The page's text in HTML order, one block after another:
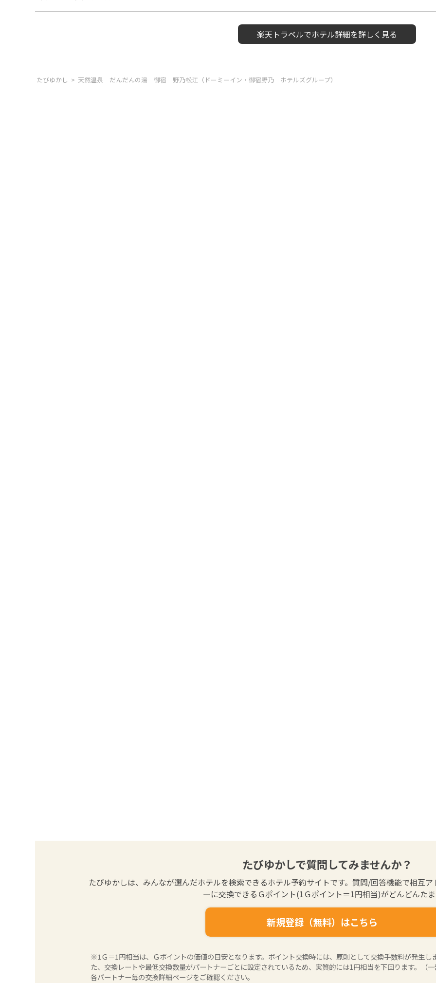
楽天トラベルでホテル詳細を詳しく見る
たびゆかし 天然温泉 だんだんの湯 御宿 野乃松江（ドーミーイン・御宿野乃 ホテルズグループ）
たびゆかしで質問してみませんか？
たびゆかしは、みんなが選んだホテルを検索できるホテル予約サイトです。質問/回答機能で相互
ーに交換できるＧポイント(1Ｇポイント＝1円相当)がどんどんた
新規登録（無料）はこちら
※1Ｇ＝1円相当は、Ｇポイントの価値の目安となります。ポイント交換時には、原則として交換手数料が発生し
た、交換レートや最低交換数量がパートナーごとに設定されているため、実質的には1円相当を下回ります。（
各パートナー毎の交換詳細ページをご確認ください。